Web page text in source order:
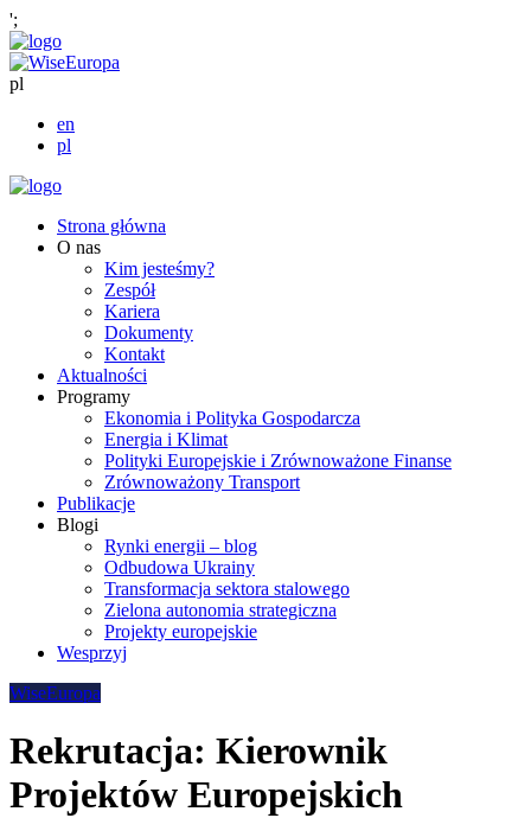
';
pl
en
pl
Strona główna
O nas
Kim jesteśmy?
Zespół
Kariera
Dokumenty
Kontakt
Aktualności
Programy
Ekonomia i Polityka Gospodarcza
Energia i Klimat
Polityki Europejskie i Zrównoważone Finanse
Zrównoważony Transport
Publikacje
Blogi
Rynki energii – blog
Odbudowa Ukrainy
Transformacja sektora stalowego
Zielona autonomia strategiczna
Projekty europejskie
Wesprzyj
WiseEuropa
Rekrutacja: Kierownik
Projektów Europejskich